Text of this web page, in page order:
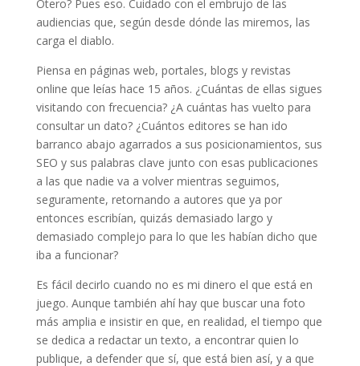
Otero? Pues eso. Cuidado con el embrujo de las
audiencias que, según desde dónde las miremos, las
carga el diablo.
Piensa en páginas web, portales, blogs y revistas
online que leías hace 15 años. ¿Cuántas de ellas sigues
visitando con frecuencia? ¿A cuántas has vuelto para
consultar un dato? ¿Cuántos editores se han ido
barranco abajo agarrados a sus posicionamientos, sus
SEO y sus palabras clave junto con esas publicaciones
a las que nadie va a volver mientras seguimos,
seguramente, retornando a autores que ya por
entonces escribían, quizás demasiado largo y
demasiado complejo para lo que les habían dicho que
iba a funcionar?
Es fácil decirlo cuando no es mi dinero el que está en
juego. Aunque también ahí hay que buscar una foto
más amplia e insistir en que, en realidad, el tiempo que
se dedica a redactar un texto, a encontrar quien lo
publique, a defender que sí, que está bien así, y a que